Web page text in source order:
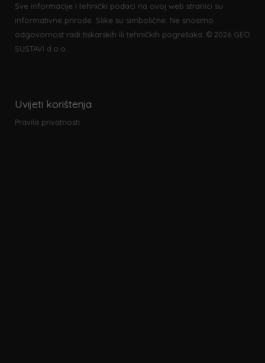
Sve informacije i tehnički podaci na ovoj web stranici su
informativne prirode. Slike su simbolične. Ne snosimo
odgovornost radi tiskarskih ili tehničkih pogrešaka. © 2026 GEO
SUSTAVI d.o.o.
Uvijeti korištenja
Pravila privatnosti